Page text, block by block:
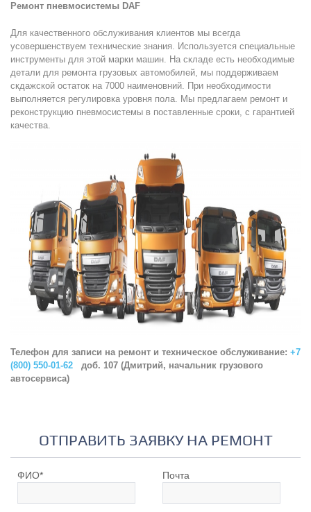
Ремонт пневмосистемы DAF
Для качественного обслуживания клиентов мы всегда
усовершенствуем технические знания. Используется специальные
инструменты для этой марки машин. На складе есть необходимые
детали для ремонта грузовых автомобилей, мы поддерживаем
скдажской остаток на 7000 наименовний. При необходимости
выполняется регулировка уровня пола. Мы предлагаем ремонт и
реконструкцию пневмосистемы в поставленные сроки, с гарантией
качества.
Телефон для записи на ремонт и техническое обслуживание: +7
(800) 550-01-62 доб. 107 (Дмитрий, начальник грузового
автосервиса)
ОТПРАВИТЬ ЗАЯВКУ НА РЕМОНТ
ФИО* Почта